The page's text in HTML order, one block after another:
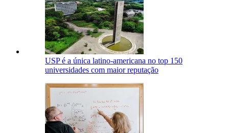
USP é a única latino-americana no top 150
universidades com maior reputação